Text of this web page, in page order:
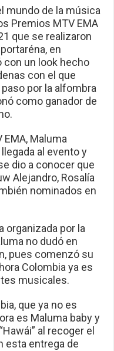
mundo de la música
Premios MTV EMA
que se realizaron
en
con un look hecho
con el que
por la alfombra
como ganador de
EMA, Maluma
al evento y
dio a conocer que
Alejandro, Rosalía
nominados en
organizada por la
no dudó en
pues comenzó su
Colombia ya es
musicales.
que ya no es
es Maluma baby y
al recoger el
esta entrega de